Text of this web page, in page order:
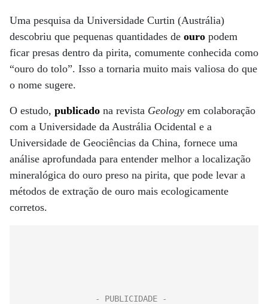
Uma pesquisa da Universidade Curtin (Austrália)
descobriu que pequenas quantidades de ouro podem
ficar presas dentro da pirita, comumente conhecida como
“ouro do tolo”. Isso a tornaria muito mais valiosa do que
o nome sugere.
O estudo, publicado na revista Geology em colaboração
com a Universidade da Austrália Ocidental e a
Universidade de Geociências da China, fornece uma
análise aprofundada para entender melhor a localização
mineralógica do ouro preso na pirita, que pode levar a
métodos de extração de ouro mais ecologicamente
corretos.